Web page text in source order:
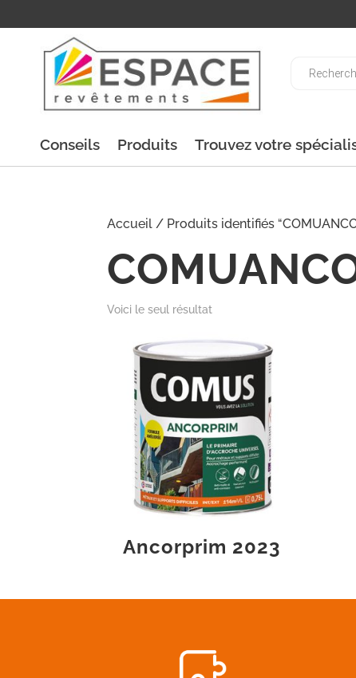
Conseils Produits Trouvez votre
Accueil / Produits identifiés
Voici le seul résultat
Ancorprim 2023